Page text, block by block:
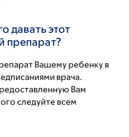
давать этот
препарат?
Вашему ребенку в
врача.
Вам
следуйте всем